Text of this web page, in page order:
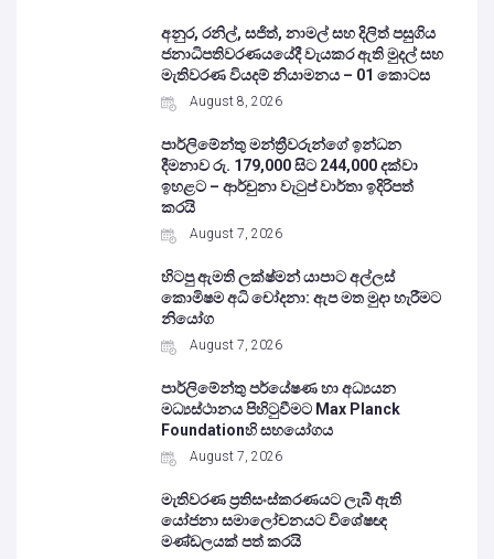
අනුර, රනිල්, සජිත්, නාමල් සහ දිලිත් පසුගිය
ජනාධිපතිවරණයයේදී වැයකර ඇති මුදල් සහ
මැතිවරණ වියදම් නියාමනය – 01 කොටස
August 8, 2026
පාර්ලිමේන්තු මන්ත්‍රීවරුන්ගේ ඉන්ධන
දීමනාව රු. 179,000 සිට 244,000 දක්වා
ඉහළට – ආර්චුනා වැටුප් වාර්තා ඉදිරිපත්
කරයි
August 7, 2026
හිටපු ඇමති ලක්ෂ්මන් යාපාට අල්ලස්
කොමිෂම අධි චෝදනා: ඇප මත මුදා හැරීමට
නියෝග
August 7, 2026
පාර්ලිමේන්තු පර්යේෂණ හා අධ්‍යයන
මධ්‍යස්ථානය පිහිටුවීමට Max Planck
Foundationහි සහයෝගය
August 7, 2026
මැතිවරණ ප්‍රතිසංස්කරණයට ලැබී ඇති
යෝජනා සමාලෝචනයට විශේෂඥ
මණ්ඩලයක් පත් කරයි